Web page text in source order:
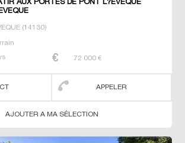
AUX PORTES DE PONT L?EVÊQUE
(14130)
72 000 €
APPELER
AJOUTER A MA SÉLECTION